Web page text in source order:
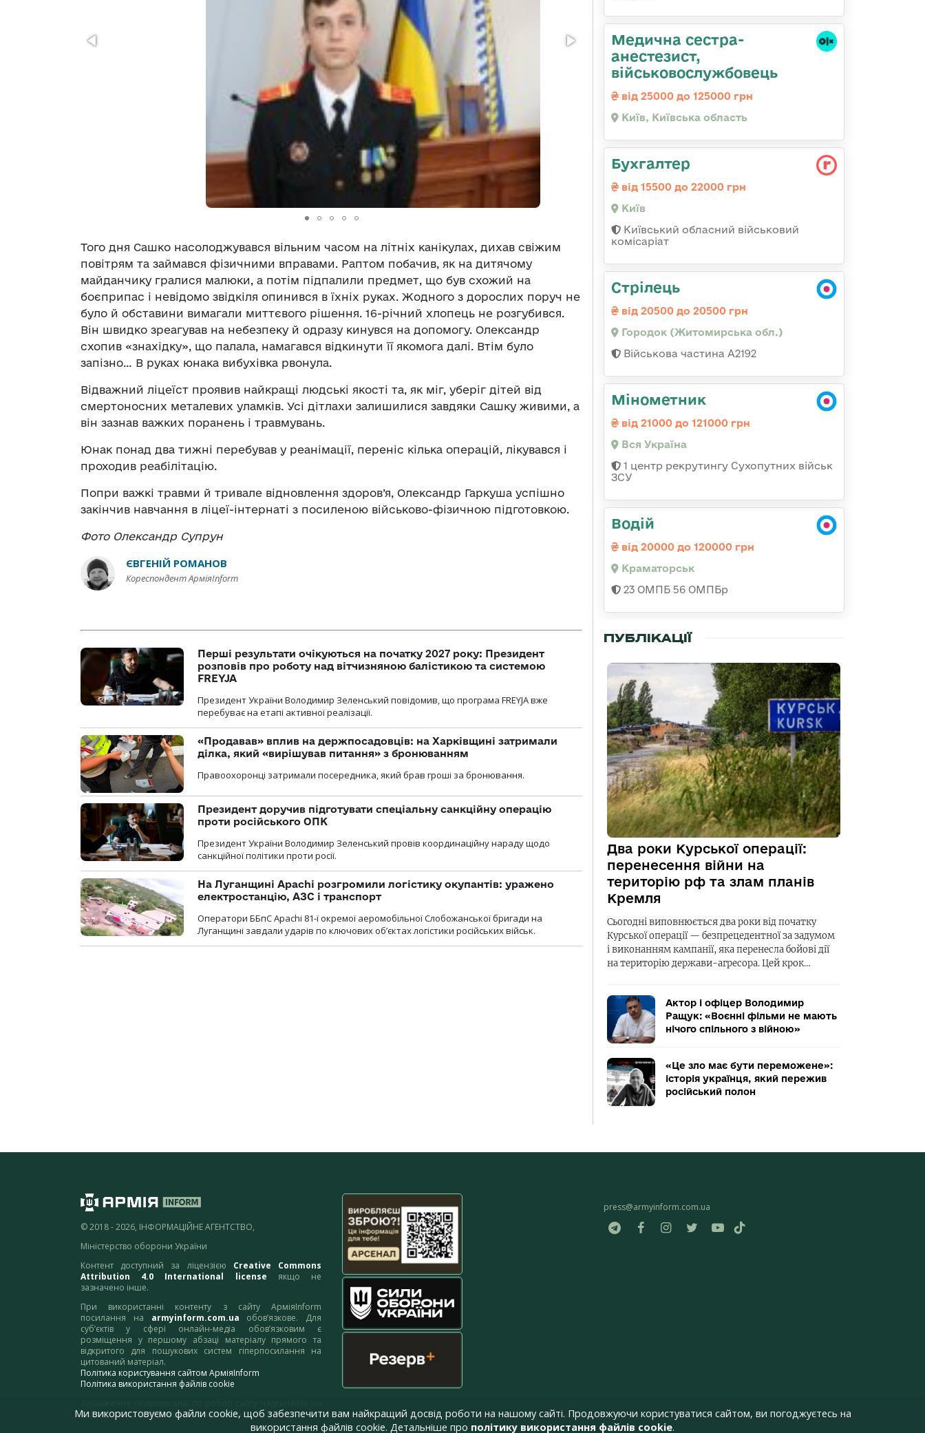
Того дня Сашко насолоджувався вільним часом на літніх канікулах, дихав свіжим
повітрям та займався фізичними вправами. Раптом побачив, як на дитячому
майданчику гралися малюки, а потім підпалили предмет, що був схожий на
боєприпас і невідомо звідкіля опинився в їхніх руках. Жодного з дорослих поруч не
було й обставини вимагали миттєвого рішення. 16-річний хлопець не розгубився.
Він швидко зреагував на небезпеку й одразу кинувся на допомогу. Олександр
схопив «знахідку», що палала, намагався відкинути її якомога далі. Втім було
запізно… В руках юнака вибухівка рвонула.
Відважний ліцеїст проявив найкращі людські якості та, як міг, уберіг дітей від
смертоносних металевих уламків. Усі дітлахи залишилися завдяки Сашку живими, а
він зазнав важких поранень і травмувань.
Юнак понад два тижні перебував у реанімації, переніс кілька операцій, лікувався і
проходив реабілітацію.
Попри важкі травми й тривале відновлення здоров’я, Олександр Гаркуша успішно
закінчив навчання в ліцеї-інтернаті з посиленою військово-фізичною підготовкою.
Фото Олександр Супрун
ЄВГЕНІЙ РОМАНОВ
Кореспондент АрміяInform
Перші результати очікуються на початку 2027 року: Президент
розповів про роботу над вітчизняною балістикою та системою
FREYJA
Президент України Володимир Зеленський повідомив, що програма FREYJA вже
перебуває на етапі активної реалізації.
«Продавав» вплив на держпосадовців: на Харківщині затримали
ділка, який «вирішував питання» з бронюванням
Правоохоронці затримали посередника, який брав гроші за бронювання.
Президент доручив підготувати спеціальну санкційну операцію
проти російського ОПК
Президент України Володимир Зеленський провів координаційну нараду щодо
санкційної політики проти росії.
На Луганщині Apachi розгромили логістику окупантів: уражено
електростанцію, АЗС і транспорт
Оператори ББпС Apachi 81-ї окремої аеромобільної Слобожанської бригади на
Луганщині завдали ударів по ключових об’єктах логістики російських військ.
Медична сестpа-
анестезист,
військовослужбовець
від 25000 до 125000 грн
Київ, Київська область
Бухгалтер
від 15500 до 22000 грн
Київ
Київський обласний військовий
комісаріат
Стрілець
від 20500 до 20500 грн
Городок (Житомирська обл.)
Військова частина А2192
Мінометник
від 21000 до 121000 грн
Вся Україна
1 центр рекрутингу Сухопутних військ
ЗСУ
Водій
від 20000 до 120000 грн
Краматорськ
23 ОМПБ 56 ОМПБр
ПУБЛІКАЦІЇ
Два роки Курської операції:
перенесення війни на
територію рф та злам планів
Кремля
Сьогодні виповнюється два роки від початку
Курської операції — безпрецедентної за задумом
і виконанням кампанії, яка перенесла бойові дії
на територію держави-агресора. Цей крок…
Актор і офіцер Володимир
Ращук: «Воєнні фільми не мають
нічого спільного з війною»
«Це зло має бути переможене»:
історія українця, який пережив
російський полон
© 2018 - 2026, ІНФОРМАЦІЙНЕ АГЕНТСТВО,
Міністерство оборони України
Контент доступний за ліцензією Creative Commons
Attribution 4.0 International license якщо не
зазначено інше.
При використанні контенту з сайту АрміяInform
посилання на armyinform.com.ua обов’язкове. Для
суб’єктів у сфері онлайн-медіа обов’язковим є
розміщення у першому абзаці матеріалу прямого та
відкритого для пошукових систем гіперпосилання на
цитований матеріал.
Політика користування сайтом АрміяInform
Політика використання файлів cookie
адресу:webmaster@armyinform.com.ua
press@armyinform.com.ua
Ми використовуємо файли cookie, щоб забезпечити вам найкращий досвід роботи на нашому сайті. Продовжуючи користуватися сайтом, ви погоджуєтесь на
використання файлів cookie. Детальніше про політику використання файлів cookie.